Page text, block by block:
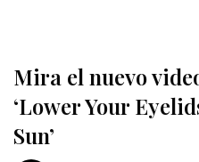
Mira el nuevo
‘Lower Your
Sun’